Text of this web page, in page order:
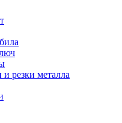
резки металла